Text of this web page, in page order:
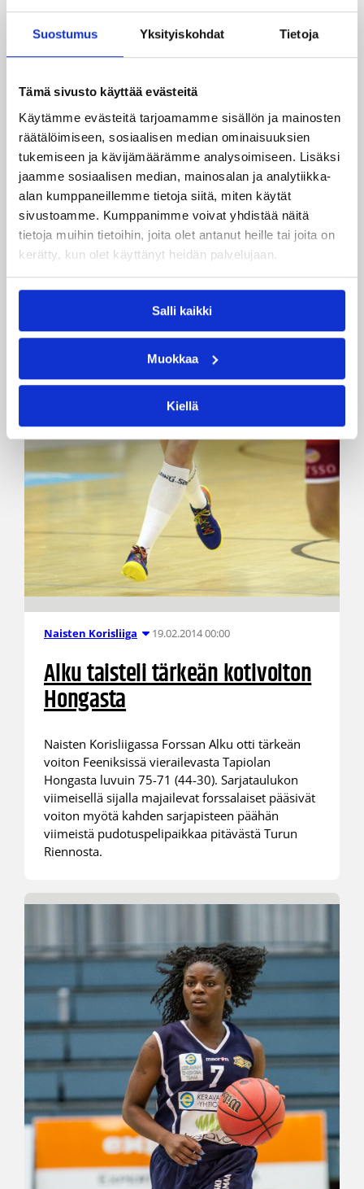
Suostumus Yksityiskohdat Tietoja
Tämä sivusto käyttää evästeitä
Käytämme evästeitä tarjoamamme sisällön ja mainosten
räätälöimiseen, sosiaalisen median ominaisuuksien
tukemiseen ja kävijämäärämme analysoimiseen. Lisäksi
jaamme sosiaalisen median, mainosalan ja analytiikka-
alan kumppaneillemme tietoja siitä, miten käytät
sivustoamme. Kumppanimme voivat yhdistää näitä
tietoja muihin tietoihin, joita olet antanut heille tai joita on
kerätty, kun olet käyttänyt heidän palvelujaan.
Salli kaikki
Muokkaa
Kiellä
pudotuspelipaikan kaatamalla Turun Riennon
vieraissa 69-87 (33-43). Päätöskierroksen muissa
Naisten Korisliiga 19.02.2014 00:00
Alku taisteli tärkeän kotivoiton
Hongasta
Naisten Korisliigassa Forssan Alku otti tärkeän
voiton Feeniksissä vierailevasta Tapiolan
Hongasta luvuin 75-71 (44-30). Sarjataulukon
viimeisellä sijalla majailevat forssalaiset pääsivät
voiton myötä kahden sarjapisteen päähän
viimeistä pudotuspelipaikkaa pitävästä Turun
Riennosta.